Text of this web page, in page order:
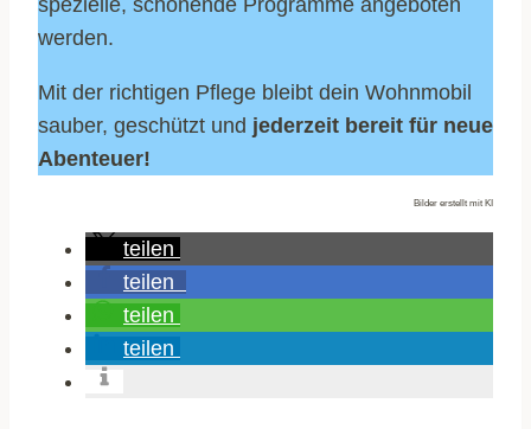
spezielle, schonende Programme angeboten
werden.
Mit der richtigen Pflege bleibt dein Wohnmobil
sauber, geschützt und jederzeit bereit für neue
Abenteuer!
Bilder erstellt mit KI
teilen
teilen
teilen
teilen